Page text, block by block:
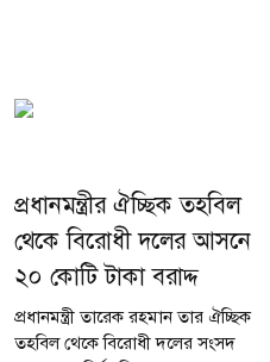
প্রধানমন্ত্রীর ঐচ্ছিক তহবিল
থেকে বিরোধী দলের আসনে
২০ কোটি টাকা বরাদ্দ
প্রধানমন্ত্রী তারেক রহমান তার ঐচ্ছিক
তহবিল থেকে বিরোধী দলের সংসদ